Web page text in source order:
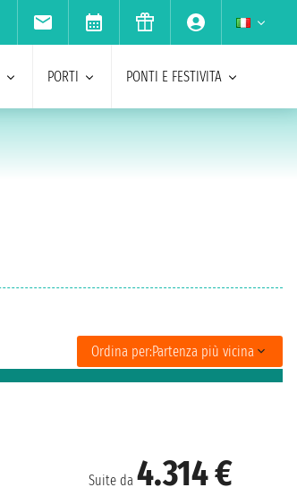
PORTI PONTI E FESTIVITA
Ordina per:Partenza più vicina
Suite da4.314 €